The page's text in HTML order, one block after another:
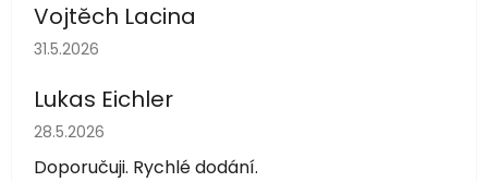
Vojtěch Lacina
Hodnocení obchodu je 5 z 5 hvězdiček.
31.5.2026
Lukas Eichler
Hodnocení obchodu je 5 z 5 hvězdiček.
28.5.2026
Doporučuji. Rychlé dodání.